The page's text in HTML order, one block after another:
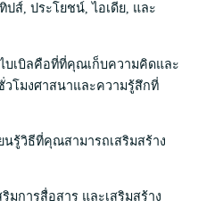
ปส์, ประโยชน์, ไอเดีย, และ
บเบิลคือที่ที่คุณเก็บความคิดและ
โมงศาสนาและความรู้สึกที่
นรู้วิธีที่คุณสามารถเสริมสร้าง
มการสื่อสาร และเสริมสร้าง